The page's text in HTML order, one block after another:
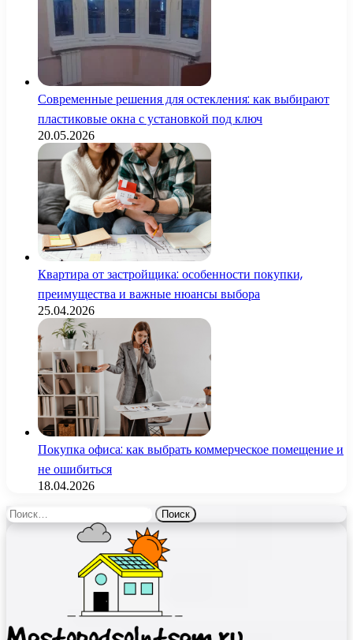
Современные решения для остекления: как выбирают
пластиковые окна с установкой под ключ
20.05.2026
Квартира от застройщика: особенности покупки,
преимущества и важные нюансы выбора
25.04.2026
Покупка офиса: как выбрать коммерческое помещение и
не ошибиться
18.04.2026
Найти: